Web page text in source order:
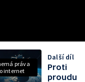
práva
internet
Další díl
Proti
proudu